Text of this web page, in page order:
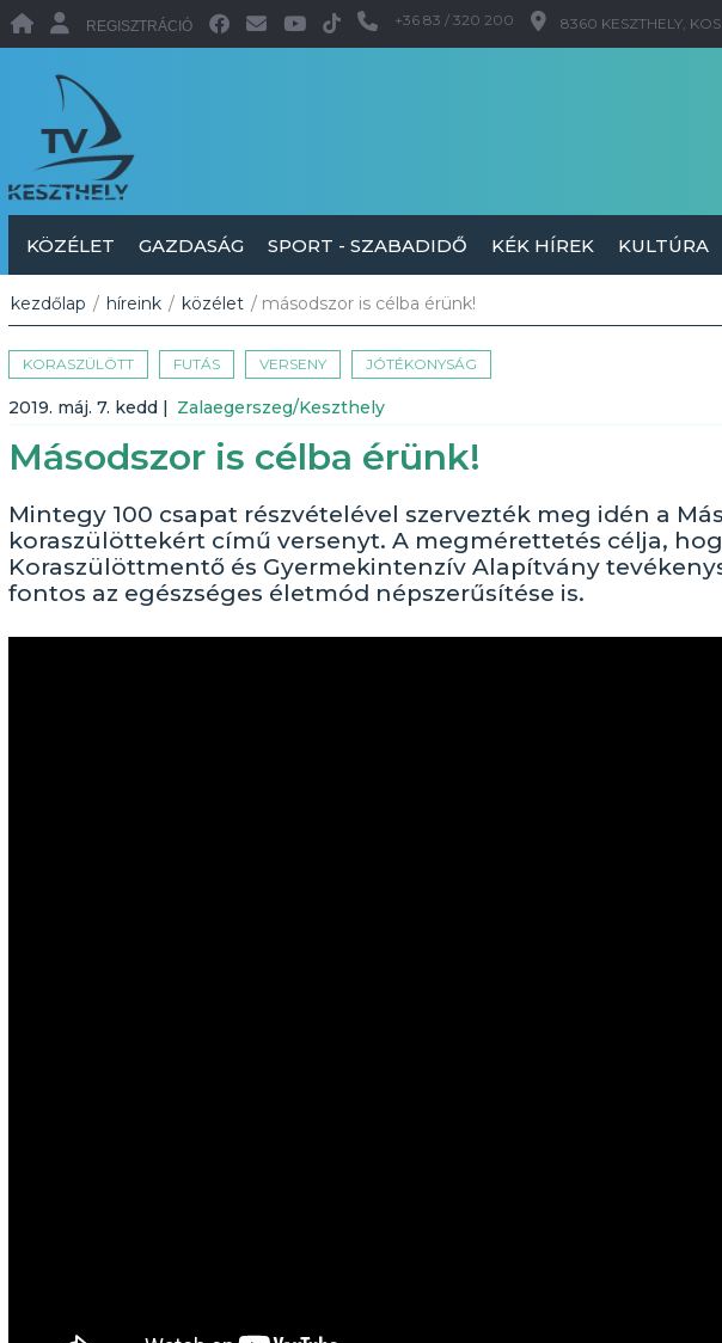
REGISZTRÁCIÓ +36 83 / 320 200 8360 KESZTHELY,
KÖZÉLET GAZDASÁG SPORT - SZABADIDŐ KÉK HÍREK KULTÚRA
kezdőlap / híreink / közélet / másodszor is célba érünk!
KORASZÜLÖTT FUTÁS VERSENY JÓTÉKONYSÁG
2019. máj. 7. kedd | Zalaegerszeg/Keszthely
Másodszor is célba érünk!
Mintegy 100 csapat részvételével szervezték meg idén a
koraszülöttekért című versenyt. A megmérettetés célja,
Koraszülöttmentő és Gyermekintenzív Alapítvány
fontos az egészséges életmód népszerűsítése is.